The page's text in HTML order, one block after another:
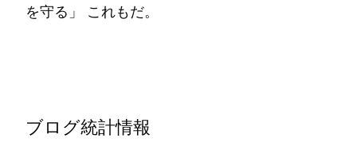
を守る」 これもだ。
ブログ統計情報